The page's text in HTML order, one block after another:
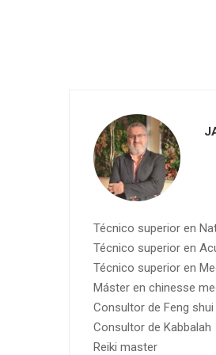
Técnico superior en
Técnico superior en
Técnico superior en
Máster en chinesse
Consultor de Feng shui
Consultor de Kabbalah
Reiki master